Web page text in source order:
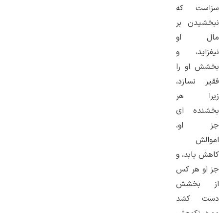
سزاست كه
نبخشيدن بر
مال او
نيفزايد، و
بخشش او را
فقير نسازد،
زيرا هر
بخشنده اى
جز او،
اموالش
كاهش يابد، و
جز او هر كس
از بخشش
دست كشد